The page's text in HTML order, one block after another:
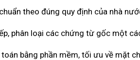
theo đúng quy định của nhà
phân loại các chứng từ gốc một
bằng phần mềm, tối ưu về mặt